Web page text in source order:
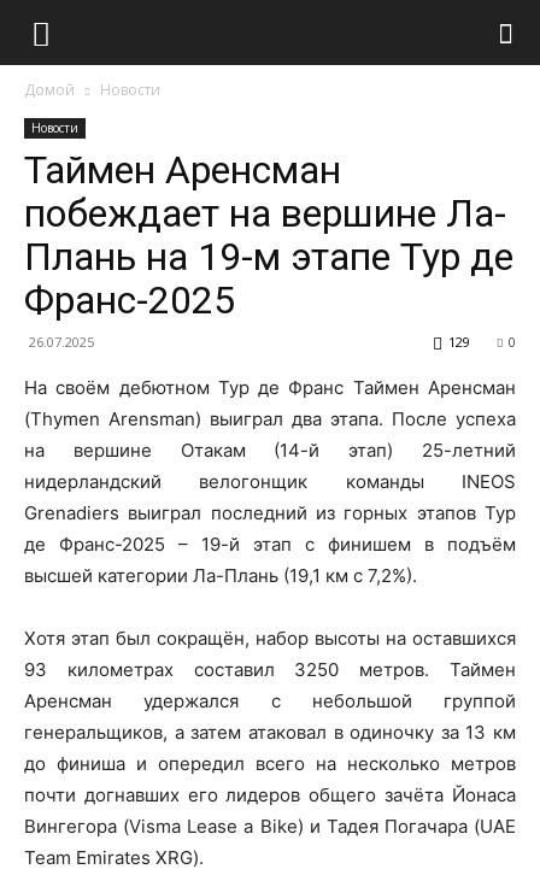
Домой Новости
Новости
Таймен Аренсман
побеждает на вершине Ла-
Плань на 19-м этапе Тур де
Франс-2025
26.07.2025 0
129
На своём дебютном Тур де Франс Таймен Аренсман
(Thymen Arensman) выиграл два этапа. После успеха
на вершине Отакам (14-й этап) 25-летний
нидерландский велогонщик команды INEOS
Grenadiers выиграл последний из горных этапов Тур
де Франс-2025 – 19-й этап с финишем в подъём
высшей категории Ла-Плань (19,1 км с 7,2%).
Хотя этап был сокращён, набор высоты на оставшихся
93 километрах составил 3250 метров. Таймен
Аренсман удержался с небольшой группой
генеральщиков, а затем атаковал в одиночку за 13 км
до финиша и опередил всего на несколько метров
почти догнавших его лидеров общего зачёта Йонаса
Вингегора (Visma Lease a Bike) и Тадея Погачара (UAE
Team Emirates XRG).